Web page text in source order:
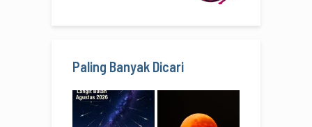
Paling Banyak Dicari